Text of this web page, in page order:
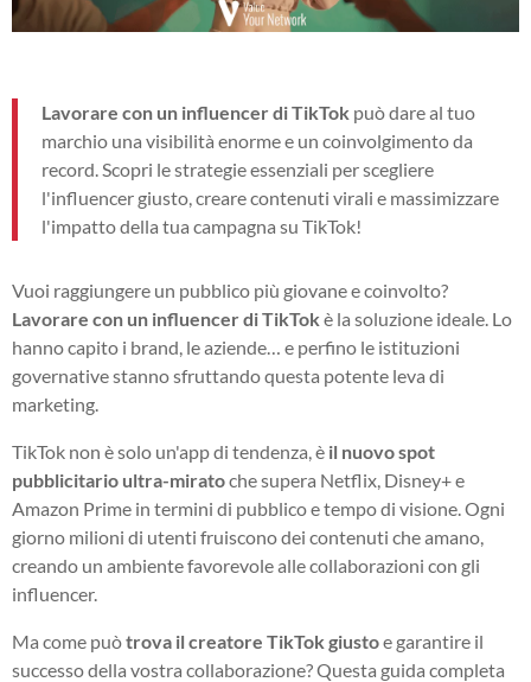
Lavorare con un influencer di TikTok può dare al tuo
marchio una visibilità enorme e un coinvolgimento da
record. Scopri le strategie essenziali per scegliere
l'influencer giusto, creare contenuti virali e massimizzare
l'impatto della tua campagna su TikTok!
Vuoi raggiungere un pubblico più giovane e coinvolto?
Lavorare con un influencer di TikTok è la soluzione ideale. Lo
hanno capito i brand, le aziende… e perfino le istituzioni
governative stanno sfruttando questa potente leva di
marketing.
TikTok non è solo un'app di tendenza, è il nuovo spot
pubblicitario ultra-miratoche supera Netflix, Disney+ e
Amazon Prime in termini di pubblico e tempo di visione. Ogni
giorno milioni di utenti fruiscono dei contenuti che amano,
creando un ambiente favorevole alle collaborazioni con gli
influencer.
Ma come puòtrova il creatore TikTok giustoe garantire il
successo della vostra collaborazione? Questa guida completa